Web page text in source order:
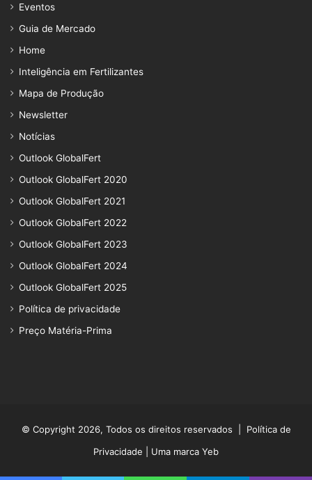
Eventos
Guia de Mercado
Home
Inteligência em Fertilizantes
Mapa de Produção
Newsletter
Notícias
Outlook GlobalFert
Outlook GlobalFert 2020
Outlook GlobalFert 2021
Outlook GlobalFert 2022
Outlook GlobalFert 2023
Outlook GlobalFert 2024
Outlook GlobalFert 2025
Política de privacidade
Preço Matéria-Prima
© Copyright 2026, Todos os direitos reservados | Política de
Privacidade | Uma marca Yeb